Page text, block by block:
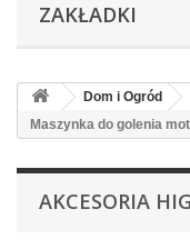
ZAKŁADKI
Dom i Ogród
Maszynka do golenia
AKCESORIA